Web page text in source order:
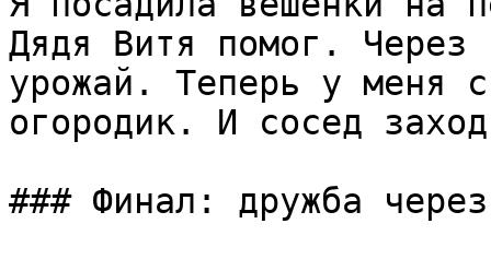
Дядя Витя помог. Через
урожай. Теперь у меня
огородик. И сосед
### Финал: дружба